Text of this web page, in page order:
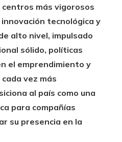
centros más vigorosos
tecnológica y
alto nivel, impulsado
sólido, políticas
el emprendimiento y
vez más
al país como una
para compañías
su presencia en la